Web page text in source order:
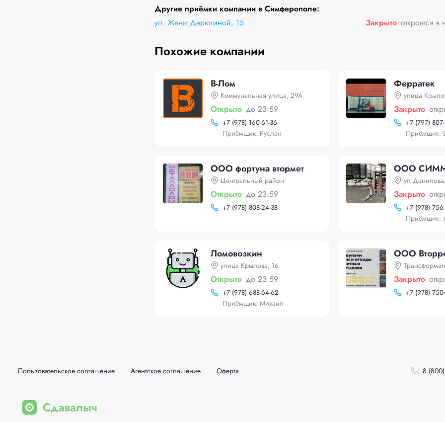
Другие приёмки компании в Симферополе:
ул. Жени Дерюгиной, 15
Закрыто откроется в
Похожие компании
В-Лом
Коммунальная улица, 29А
Открыто до 23:59
+7 (978) 160-61-36
Приёмщик: Руслан
Ферратек
улица
Закрыто
+7 (797)
Приёмщик:
ООО фортуна втормет
Центральный район
Открыто до 23:59
+7 (978) 808-24-38
ООО
Закрыто
+7 (978)
Приёмщик:
Ломовозкин
улица Крылова, 16
Открыто до 23:59
+7 (978) 688-64-62
Приёмщик: Михаил
ООО
Закрыто
+7 (978)
Пользовательское соглашение Агентское соглашение Оферта 8